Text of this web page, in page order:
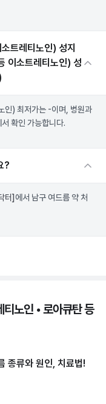
트레티노인) 성지
이소트레티노인) 성
인) 최저가는 -이며, 병원과
서 확인 가능합니다.
?
터] 에서 남구 여드름 약 처
노인 • 로아큐탄 등
종류와 원인, 치료법!